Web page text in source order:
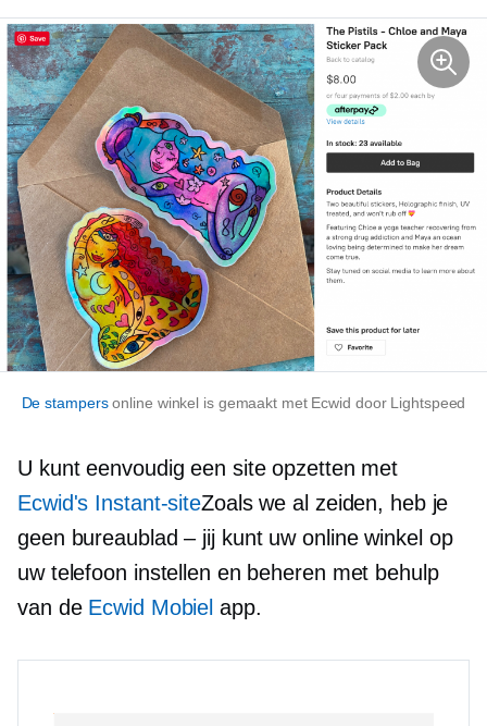
De stampersonline winkel is gemaakt met Ecwid door Lightspeed
U kunt eenvoudig een site opzetten met
Ecwid's Instant-siteZoals we al zeiden, heb je
geen bureaublad – jijkunt uw online winkel op
uw telefoon instellen en beheren met behulp
van de Ecwid Mobiel app.